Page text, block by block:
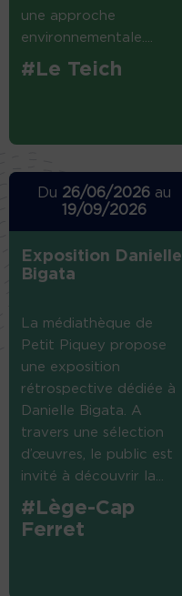
une approche
environnementale....
#Le Teich
Du 26/06/2026 au
19/09/2026
Exposition Danielle
Bigata
La médiathèque de
Petit Piquey propose
une exposition
rétrospective dédiée à
Danielle Bigata. A
travers une sélection
d’œuvres, le public est
invité à découvrir la...
#Lège-Cap
Ferret